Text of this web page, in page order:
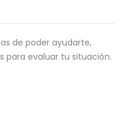
de poder ayudarte,
evaluar tu situación.